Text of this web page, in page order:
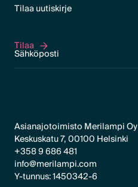
Tilaa uutiskirje
Tilaa
Tilaa
Asianajotoimisto Merilampi Oy
Keskuskatu 7, 00100 Helsinki
+358 9 686 481
info@merilampi.com
Y-tunnus: 1450342-6